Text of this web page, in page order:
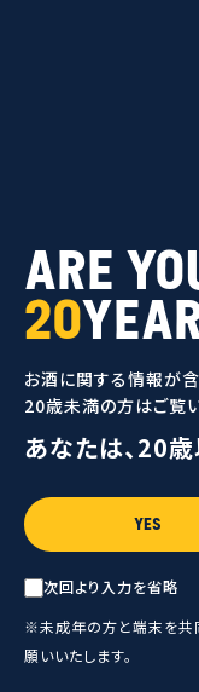
ARE
20
お酒に関する情報が含
20歳未満の方はご覧
あなたは、20
YES
次回より入力を省略
※未成年の方と端末を共
願いいたします。
CORONA
MEET
TODAY'S
SAPPORO
メールマガジン登録
利用規約
CORONA CERO
PROJECTS
MEET CORONA